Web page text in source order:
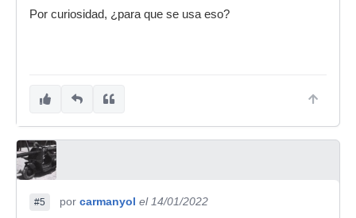
Por curiosidad, ¿para que se usa eso?
#5 por carmanyol el 14/01/2022